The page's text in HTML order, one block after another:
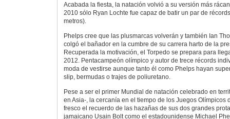
Acabada la fiesta, la natación volvió a su versión más
2010 sólo Ryan Lochte fue capaz de batir un par de
metros).
Phelps cree que las plusmarcas volverán y también Ian
colgó el bañador en la cumbre de su carrera harto de la
Recuperada la motivación, el Torpedo se prepara para
2012. Pentacampeón olímpico y autor de trece récords
moda de vestirse aunque tanto él como Phelps hayan
slip, bermudas o trajes de poliuretano.
Pese a ser el primer Mundial de natación celebrado en
en Asia-, la cercanía en el tiempo de los Juegos Olímpicos
fresco el recuerdo de las hazañas de sus dos grandes
jamaicano Usain Bolt como el estadounidense Michael